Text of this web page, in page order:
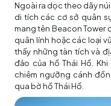
Ngoài ra dọc theo dãy núi
di tích các cơ sở quân
mang tên Beacon Tower
quân lính hoặc các loại
thấy những tàn tích và
đảo của hồ Thái Hồ.
chiêm ngưỡng cánh
qua bờ hồ Thái Hồ.